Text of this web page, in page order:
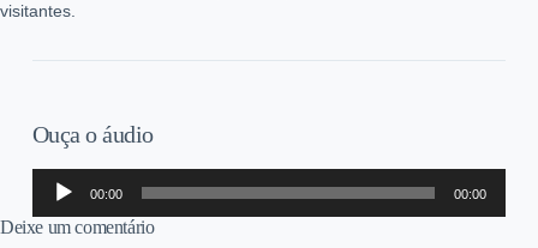
visitantes.
Ouça o áudio
Tocador
áudio
00:00 00:00
Deixe um comentário